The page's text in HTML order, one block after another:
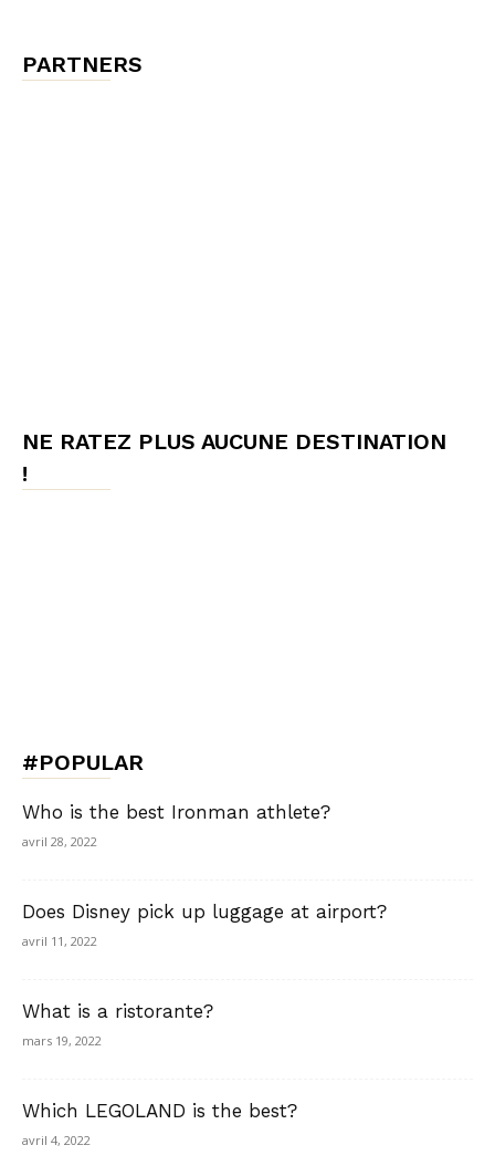
PARTNERS
NE RATEZ PLUS AUCUNE DESTINATION
!
#POPULAR
Who is the best Ironman athlete?
avril 28, 2022
Does Disney pick up luggage at airport?
avril 11, 2022
What is a ristorante?
mars 19, 2022
Which LEGOLAND is the best?
avril 4, 2022